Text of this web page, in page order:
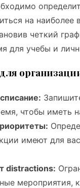
на наиболее
четкий
для учебы и
чтобы иметь
имеют для
distractions:
мероприятия,